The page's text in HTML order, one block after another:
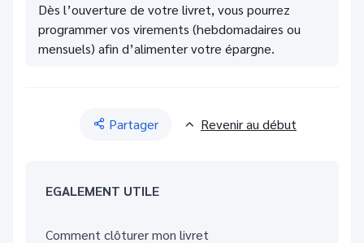
Dès l’ouverture de votre livret, vous pourrez
programmer vos virements (hebdomadaires ou
mensuels) afin d’alimenter votre épargne.
Partager Revenir au début
EGALEMENT UTILE
Comment clôturer mon livret